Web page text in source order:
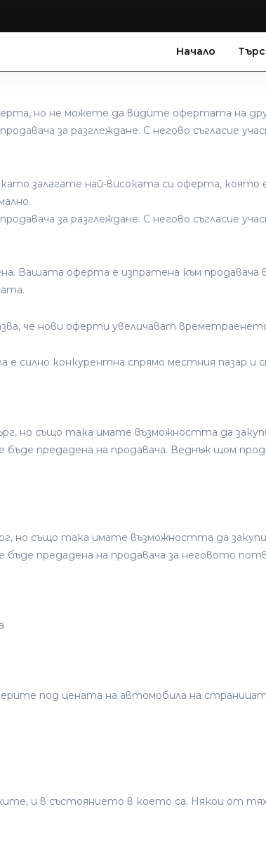
Начало
но не можете да видите офертата на
за разглеждане. С негово съгласие
залагате най-високата си оферта, която
за разглеждане. С негово съгласие
Вашата оферта е изпратена към продавача
че нови оферти увеличават
силно конкурентна спрямо местния пазар
но също така имате възможността да
бъде предадена на продавача. Веднъж щом
но също така имате възможността да
предадена на продавача за неговото
под цената на автомобила на
и в състоянието в което са. Някои от